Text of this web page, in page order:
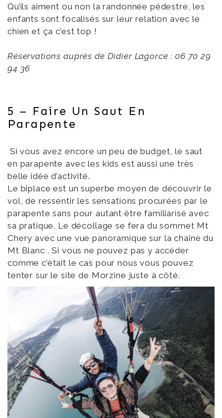
Qu’ils aiment ou non la randonnée pédestre, les
enfants sont focalisés sur leur relation avec le
chien et ça c’est top !
Réservations auprès de Didier Lagorce : 06 70 29
94 36
5 – Faire Un Saut En
Parapente
Si vous avez encore un peu de budget, le saut
en parapente avec les kids est aussi une très
belle idée d’activité.
Le biplace est un superbe moyen de découvrir le
vol, de ressentir les sensations procurées par le
parapente sans pour autant être familiarisé avec
sa pratique. Le décollage se fera du sommet Mt
Chery avec une vue panoramique sur la chaîne du
Mt Blanc . Si vous ne pouvez pas y accéder
comme c’était le cas pour nous vous pouvez
tenter sur le site de Morzine juste à côté.